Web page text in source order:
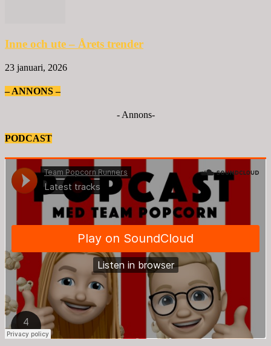
Inne och ute – Årets trender
23 januari, 2026
– ANNONS –
- Annons-
PODCAST